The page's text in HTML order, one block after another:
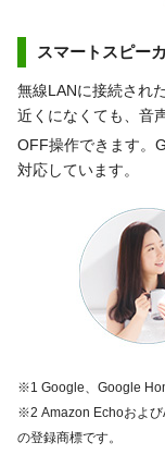
スマートスピー
無線LANに接続され
近くになくても、音
OFF操作できます。
対応しています。
※1 Google、Google
※2 Amazon Echoおよび
の登録商標です。